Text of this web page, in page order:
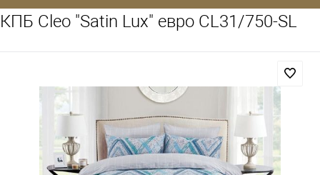
КПБ Cleo "Satin Lux" евро CL31/750-SL